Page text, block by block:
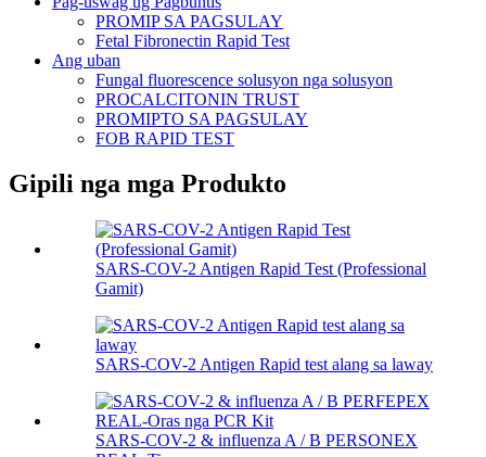
PROMIP SA PAGSULAY
Fetal Fibronectin Rapid Test
Ang uban
Fungal fluorescence solusyon nga solusyon
PROCALCITONIN TRUST
PROMIPTO SA PAGSULAY
FOB RAPID TEST
Gipili nga mga Produkto
SARS-COV-2 Antigen Rapid Test (Professional
Gamit)
SARS-COV-2 Antigen Rapid test alang sa laway
SARS-COV-2 & influenza A / B PERSONEX